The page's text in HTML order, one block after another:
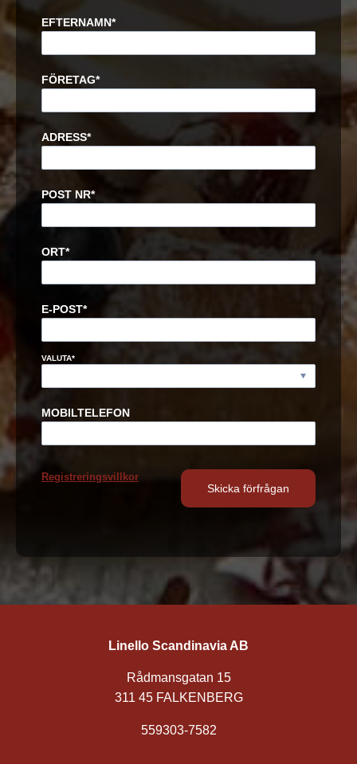
EFTERNAMN*
FÖRETAG*
ADRESS*
POST NR*
ORT*
E-POST*
VALUTA*
MOBILTELEFON
Registreringsvillkor
Linello Scandinavia AB
Rådmansgatan 15
311 45 FALKENBERG
559303-7582